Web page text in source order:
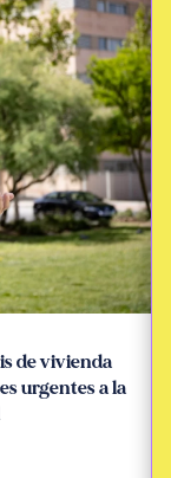
de vivienda
urgentes a la